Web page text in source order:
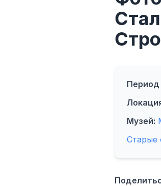
Период
Музей:
Старые